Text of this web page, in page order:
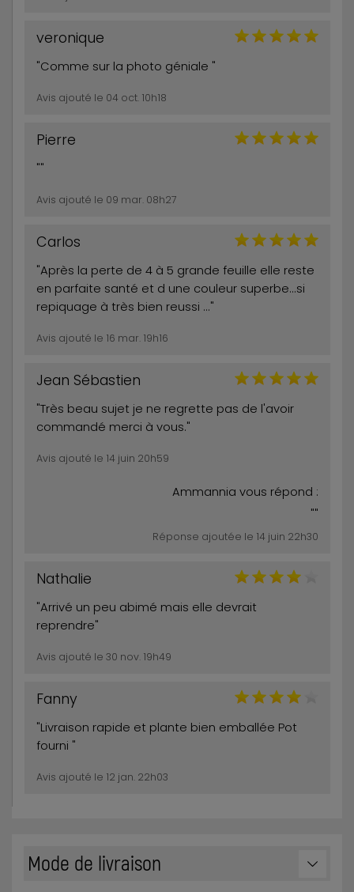
veronique
"Comme sur la photo géniale "
Avis ajouté le 04 oct. 10h18
Pierre
""
Avis ajouté le 09 mar. 08h27
Carlos
"Après la perte de 4 à 5 grande feuille elle reste
en parfaite santé et d une couleur superbe...si
repiquage à très bien reussi ..."
Avis ajouté le 16 mar. 19h16
Jean Sébastien
"Très beau sujet je ne regrette pas de l'avoir
commandé merci à vous."
Avis ajouté le 14 juin 20h59
Ammannia vous répond :
""
Réponse ajoutée le 14 juin 22h30
Nathalie
"Arrivé un peu abimé mais elle devrait
reprendre"
Avis ajouté le 30 nov. 19h49
Fanny
"Livraison rapide et plante bien emballée Pot
fourni "
Avis ajouté le 12 jan. 22h03
Mode de livraison